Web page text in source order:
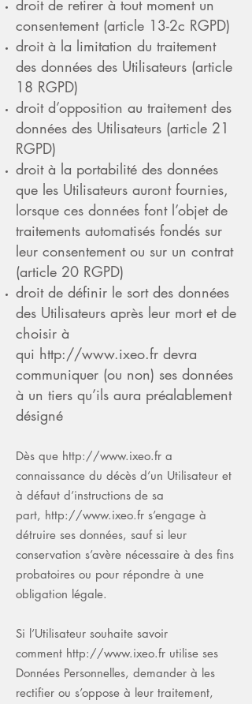
droit de retirer à tout moment un
consentement (article 13-2c RGPD)
droit à la limitation du traitement
des données des Utilisateurs (article
18 RGPD)
droit d’opposition au traitement des
données des Utilisateurs (article 21
RGPD)
droit à la portabilité des données
que les Utilisateurs auront fournies,
lorsque ces données font l’objet de
traitements automatisés fondés sur
leur consentement ou sur un contrat
(article 20 RGPD)
droit de définir le sort des données
des Utilisateurs après leur mort et de
choisir à
qui http://www.ixeo.fr devra
communiquer (ou non) ses données
à un tiers qu’ils aura préalablement
désigné
Dès que http://www.ixeo.fr a
connaissance du décès d’un Utilisateur et
à défaut d’instructions de sa
part, http://www.ixeo.fr s’engage à
détruire ses données, sauf si leur
conservation s’avère nécessaire à des fins
probatoires ou pour répondre à une
obligation légale.
Si l’Utilisateur souhaite savoir
comment http://www.ixeo.fr utilise ses
Données Personnelles, demander à les
rectifier ou s’oppose à leur traitement,